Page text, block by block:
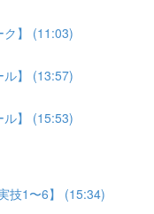
ク】 (11:03)
ル】 (13:57)
ル】 (15:53)
技1〜6】 (15:34)